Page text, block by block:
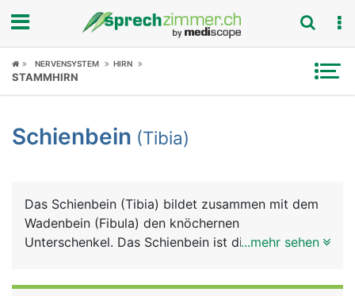
Fokus
Symptome
News
NERVENSYSTEM HIRN
STAMMHIRN
Schienbein (Tibia)
Das Schienbein (Tibia) bildet zusammen mit dem
Wadenbein (Fibula) den knöchernen
Unterschenkel. Das Schienbein ist dicker und
...mehr sehen